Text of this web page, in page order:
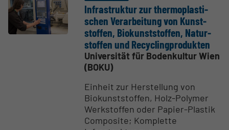
Infra­struktur zur thermo­plas­ti­
schen Verar­beitung von Kunst­
stoffen, Biokunst­stoffen, Natur­
stoffen und Recyc­ling­pro­dukten
Universität für Bodenkultur Wien
(BOKU)
Einheit zur Herstellung von
Biokunststoffen, Holz-Polymer
Werkstoffen oder Papier-Plastik
Composite; Komplette